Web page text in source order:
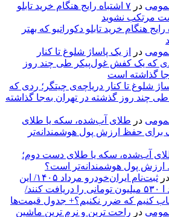
در
۷ اشتباه رایج هنگام خرید تابلو
مرتکب نشوید
رایج هنگام خرید تابلو دکوراتیو که بهتر
در
از یک پاساژ شلوغ تا کنار
که یک کفش غول‌پیکر طی چند روز
گذاشته است
شلوغ تا کنار دریاچه‌ی چیتگر؛ ردی که
چند روز گذشته در تهران به‌جا گذاشته
در طلای آب‌شده، سکه یا طلای
حفظ ارزش پول هوشمندانه‌تر
آب‌شده، سکه یا طلای دست دوم؛
ارزش پول هوشمندانه‌تر است؟
در
ثبت‌نام ایران‌خودرو مرداد ۱۴۰۵/ این
افراد می‌توانند سود ا ۵۳۰ میلیون تومانی را دریافت کنند/
کنیم که ضرر نکنیم؟+ جدول قیمت‌ها
در راحت ترین و نرم ترین ماشین